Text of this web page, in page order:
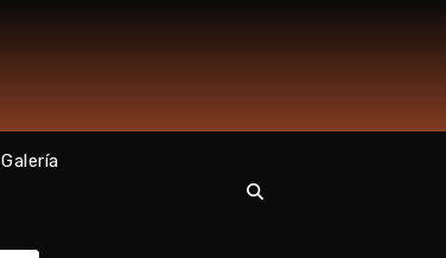
Galería